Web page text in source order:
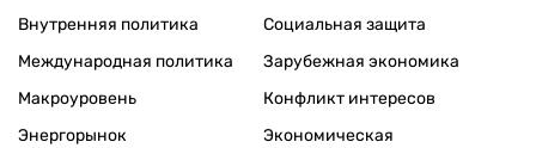
Внутренняя политика
Международная политика
Макроуровень
Энергорынок
Социальная защита
Зарубежная экономика
Конфликт интересов
Экономическая